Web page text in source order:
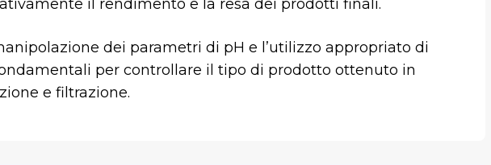
il rendimento e la resa dei prodotti finali.
dei parametri di pH e l’utilizzo appropriato di
per controllare il tipo di prodotto ottenuto in
e filtrazione.